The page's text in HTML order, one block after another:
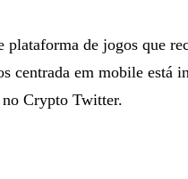
plataforma de jogos que
centrada em mobile está
Crypto Twitter.